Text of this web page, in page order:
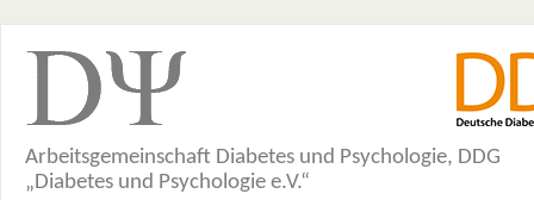
Arbeitsgemeinschaft Diabetes und Psychologie, DDG
„Diabetes und Psychologie e.V.“